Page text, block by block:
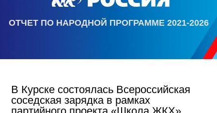
ОТЧЕТ ПО НАРОДНОЙ ПРОГРАММЕ 2021-2026
В Курске состоялась Всероссийская
соседская зарядка в рамках
партийного проекта «Школа ЖКХ»